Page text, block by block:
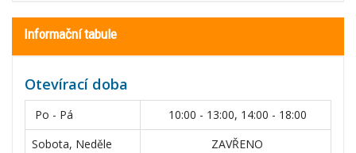
Informační tabule
Otevírací doba
Po - Pá
10:00 - 13:00, 14:00 - 18:00
Sobota, Neděle
ZAVŘENO